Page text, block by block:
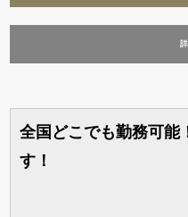
全国どこでも勤務可能
す！